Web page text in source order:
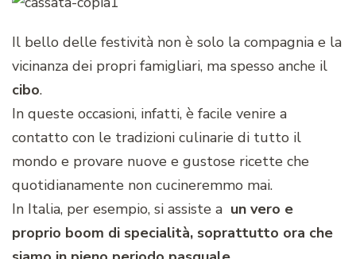
Il bello delle festività non è solo la compagnia e la
vicinanza dei propri famigliari, ma spesso anche il
cibo.
In queste occasioni, infatti, è facile venire a
contatto con le tradizioni culinarie di tutto il
mondo e provare nuove e gustose ricette che
quotidianamente non cucineremmo mai.
In Italia, per esempio, si assiste a un vero e
proprio boom di specialità, soprattutto ora che